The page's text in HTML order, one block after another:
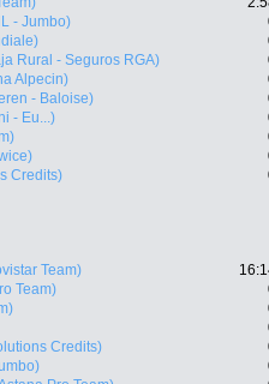
- Jumbo)
Rural - Seguros RGA)
Alpecin)
- Baloise)
- Eu...)
Credits)
Team)
Team)
Credits)